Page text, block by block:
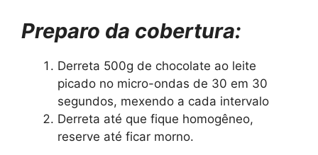
Preparo da cobertura:
Derreta 500g de chocolate ao leite
picado no micro-ondas de 30 em 30
segundos, mexendo a cada intervalo
Derreta até que fique homogêneo,
reserve até ficar morno.